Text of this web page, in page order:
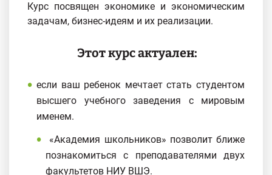
Курс посвящен экономике и экономическим
задачам, бизнес-идеям и их реализации.
Этот курс актуален:
если ваш ребенок мечтает стать студентом
высшего учебного заведения с мировым
именем.
«Академия школьников» позволит ближе
познакомиться с преподавателями двух
факультетов НИУ ВШЭ.